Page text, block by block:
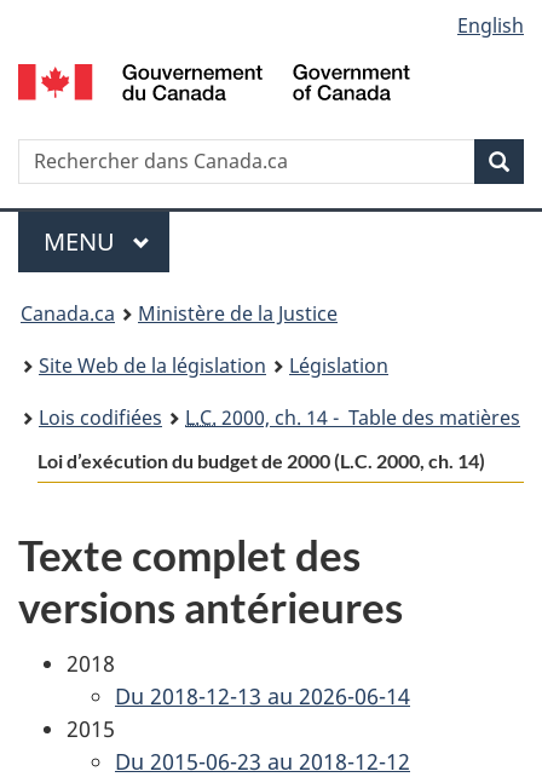
au
contenu
propos
de
la
HTML
simplifiée
selection
English
Recherche
Menu
MENU PRINCIPAL
You
are
here:
Canada.ca
Ministère de la Justice
Site Web de la législation
Législation
Lois codifiées
L.C. 2000, ch. 14 - Table des matières
Loi d’exécution du budget de 2000 (L.C. 2000, ch. 14)
Texte complet des
versions antérieures
2018
Du 2018-12-13 au 2026-06-14
2015
Du 2015-06-23 au 2018-12-12